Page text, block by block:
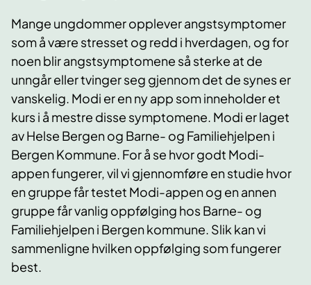
Mange ungdommer opplever angstsymptomer
som å være stresset og redd i hverdagen, og for
noen blir angstsymptomene så sterke at de
unngår eller tvinger seg gjennom det de synes er
vanskelig. Modi er en ny app som inneholder et
kurs i å mestre disse symptomene. Modi er laget
av Helse Bergen og Barne- og Familiehjelpen i
Bergen Kommune. For å se hvor godt Modi-
appen fungerer, vil vi gjennomføre en studie hvor
en gruppe får testet Modi-appen og en annen
gruppe får vanlig oppfølging hos Barne- og
Familiehjelpen i Bergen kommune. Slik kan vi
sammenligne hvilken oppfølging som fungerer
best.